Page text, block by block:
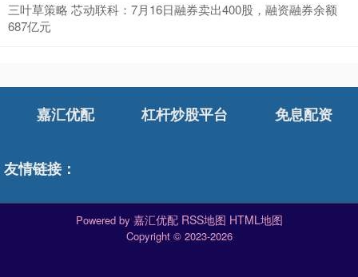
三叶草策略 芯动联科：7月16日融券卖出400股，融资融券余额
687亿元
嘉汇优配 杠杆炒股平台 免息配资
友情链接：
Powered by 嘉汇优配 RSS地图 HTML地图
Copyright © 2023-2026